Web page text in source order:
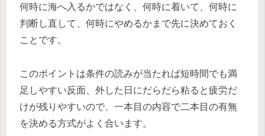
何時に海へ入るかではなく、何時に着いて、何時に
判断し直して、何時にやめるかまで先に決めておく
ことです。
このポイントは条件の読みが当たれば短時間でも満
足しやすい反面、外した日にだらだら粘ると疲労だ
けが残りやすいので、一本目の内容で二本目の有無
を決める方式がよく合います。